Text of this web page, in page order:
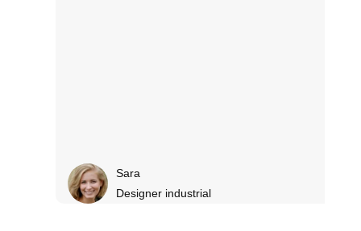
Sara
Designer industrial